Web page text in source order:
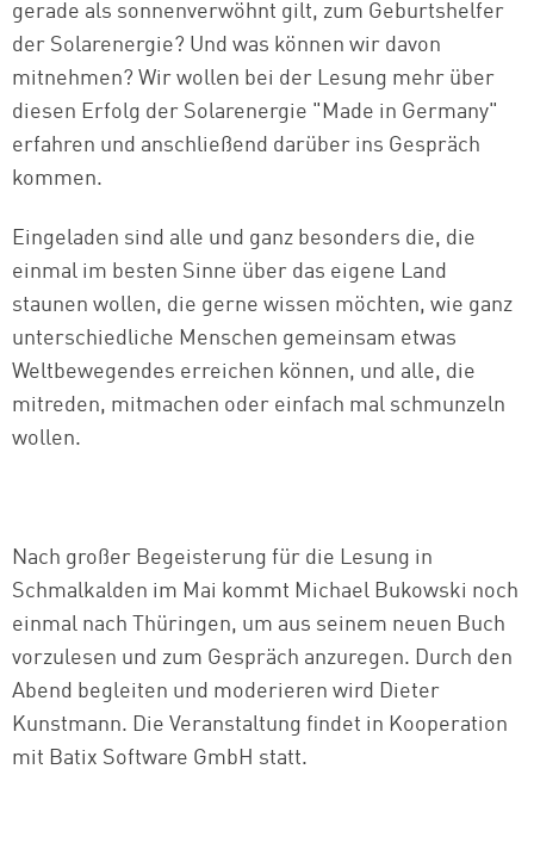
gerade als sonnenverwöhnt gilt, zum Geburtshelfer
der Solarenergie? Und was können wir davon
mitnehmen? Wir wollen bei der Lesung mehr über
diesen Erfolg der Solarenergie "Made in Germany"
erfahren und anschließend darüber ins Gespräch
kommen.
Eingeladen sind alle und ganz besonders die, die
einmal im besten Sinne über das eigene Land
staunen wollen, die gerne wissen möchten, wie ganz
unterschiedliche Menschen gemeinsam etwas
Weltbewegendes erreichen können, und alle, die
mitreden, mitmachen oder einfach mal schmunzeln
wollen.
Nach großer Begeisterung für die Lesung in
Schmalkalden im Mai kommt Michael Bukowski noch
einmal nach Thüringen, um aus seinem neuen Buch
vorzulesen und zum Gespräch anzuregen. Durch den
Abend begleiten und moderieren wird Dieter
Kunstmann. Die Veranstaltung findet in Kooperation
mit Batix Software GmbH statt.